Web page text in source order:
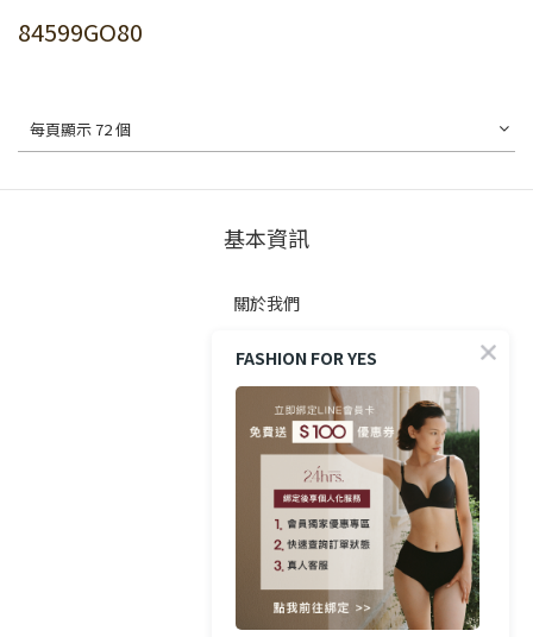
84599GO80
每頁顯示 72 個
基本資訊
關於我們
顧客服務
防詐提醒
購買方式
政策與條款
FASHION FOR YES